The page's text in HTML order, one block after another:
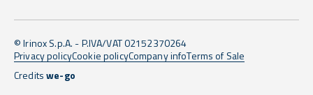
© Irinox S.p.A. - P.IVA/VAT 02152370264
Privacy policyCookie policyCompany infoTerms of Sale
Creditswe-go